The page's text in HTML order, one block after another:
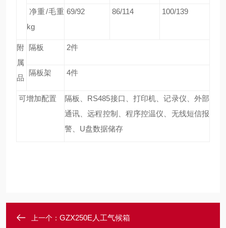
净重/毛重
kg
69/92 86/114 100/139
附
属
品
隔板 2件
隔板架 4件
可增加配置
隔板、RS485接口、打印机、记录仪、外部
通讯、远程控制、程序控温仪、无线短信报
警、U盘数据储存
上一个： GZX250E人工气候箱